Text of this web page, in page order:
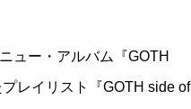
ュー・アルバム『GOTH
レイリスト『GOTH side of